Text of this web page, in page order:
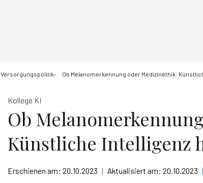
Versorgungspolitik Ob Melanomerkennung oder Medizinethik:
Kollege KI
Ob
Künstliche Intelligenz
Erschienen am: 20.10.2023 | Aktualisiert am: 20.10.2023 |